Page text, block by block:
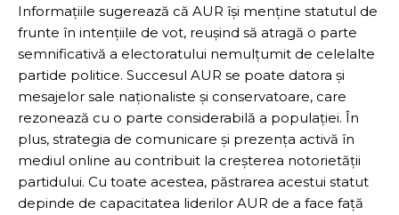
Informațiile sugerează că AUR își menține statutul de
frunte în intențiile de vot, reușind să atragă o parte
semnificativă a electoratului nemulțumit de celelalte
partide politice. Succesul AUR se poate datora și
mesajelor sale naționaliste și conservatoare, care
rezonează cu o parte considerabilă a populației. În
plus, strategia de comunicare și prezența activă în
mediul online au contribuit la creșterea notorietății
partidului. Cu toate acestea, păstrarea acestui statut
depinde de capacitatea liderilor AUR de a face față